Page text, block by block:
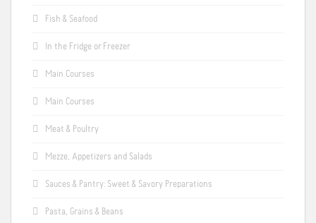
Fish & Seafood
In the Fridge or Freezer
Main Courses
Main Courses
Meat & Poultry
Mezze, Appetizers and Salads
Sauces & Pantry: Sweet & Savory Preparations
Pasta, Grains & Beans